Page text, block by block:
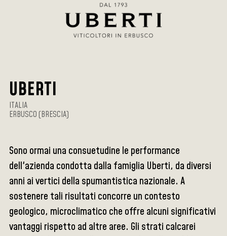
UBERTI
ITALIA
ERBUSCO (BRESCIA)
Sono ormai una consuetudine le performance
dell'azienda condotta dalla famiglia Uberti, da diversi
anni ai vertici della spumantistica nazionale. A
sostenere tali risultati concorre un contesto
geologico, microclimatico che offre alcuni significativi
vantaggi rispetto ad altre aree. Gli strati calcarei